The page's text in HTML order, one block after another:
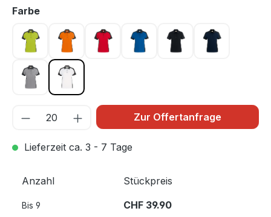
Farbeauswählen
kiwi anthrazit 040orangeanthrazit 027
rotanthrazit 002royalblauanthrazit 010
schwarzanthrazit
titananthrazit 043weißanthrazit 001
Zur Offertanfrage
Lieferzeit ca. 3 - 7 Tage
Anzahl Stückpreis
Bis 9 CHF 39.90